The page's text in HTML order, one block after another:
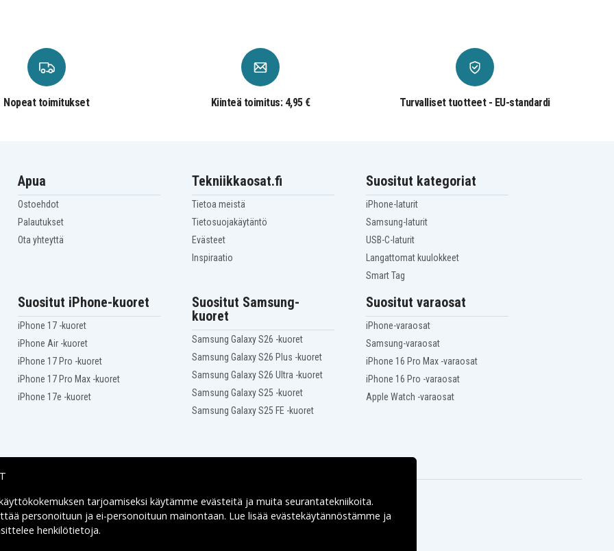
Nopeat toimitukset Kiinteä toimitus: 4,95 € Turvalliset tuotteet - EU-standardi
Apua
Ostoehdot
Palautukset
Ota yhteyttä
Tekniikkaosat.fi
Tietoa meistä
Tietosuojakäytäntö
Evästeet
Inspiraatio
Suositut kategoriat
iPhone-laturit
Samsung-laturit
USB-C-laturit
Langattomat kuulokkeet
Smart Tag
Suositut iPhone-kuoret
iPhone 17 -kuoret
iPhone Air -kuoret
iPhone 17 Pro -kuoret
iPhone 17 Pro Max -kuoret
iPhone 17e -kuoret
Suositut Samsung-
kuoret
Samsung Galaxy S26 -kuoret
Samsung Galaxy S26 Plus -kuoret
Samsung Galaxy S26 Ultra -kuoret
Samsung Galaxy S25 -kuoret
Samsung Galaxy S25 FE -kuoret
Suositut varaosat
iPhone-varaosat
Samsung-varaosat
iPhone 16 Pro Max -varaosat
iPhone 16 Pro -varaosat
Apple Watch -varaosat
Toimitusvaihtoehdottarjoamiseksi käytämme evästeitä ja muita seurantatekniikoita.
personoituun ja ei-personoituun mainontaan. Lue lisää evästekäytännöstämme ja
henkilötietoja.